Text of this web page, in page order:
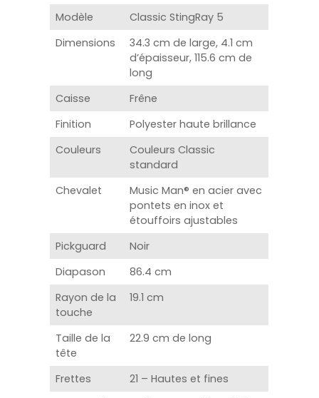
Modèle
Classic StingRay 5
Dimensions
34.3 cm de large, 4.1 cm
d’épaisseur, 115.6 cm de
long
Caisse
Frêne
Finition
Polyester haute brillance
Couleurs
Couleurs Classic
standard
Chevalet
Music Man® en acier avec
pontets en inox et
étouffoirs ajustables
Pickguard
Noir
Diapason
86.4 cm
Rayon de la
touche
19.1 cm
Taille de la
tête
22.9 cm de long
Frettes
21 – Hautes et fines